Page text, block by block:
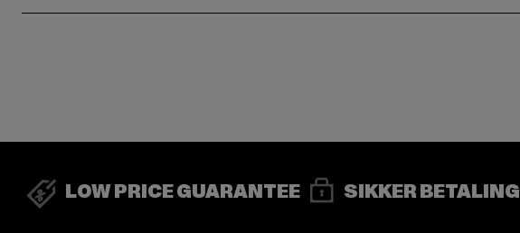
LOW PRICE GUARANTEE SIKKER BETALING